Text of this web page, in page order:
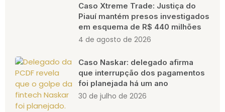
Caso Xtreme Trade: Justiça do
Piauí mantém presos investigados
em esquema de R$ 440 milhões
4 de agosto de 2026
Caso Naskar: delegado afirma
que interrupção dos pagamentos
foi planejada há um ano
30 de julho de 2026